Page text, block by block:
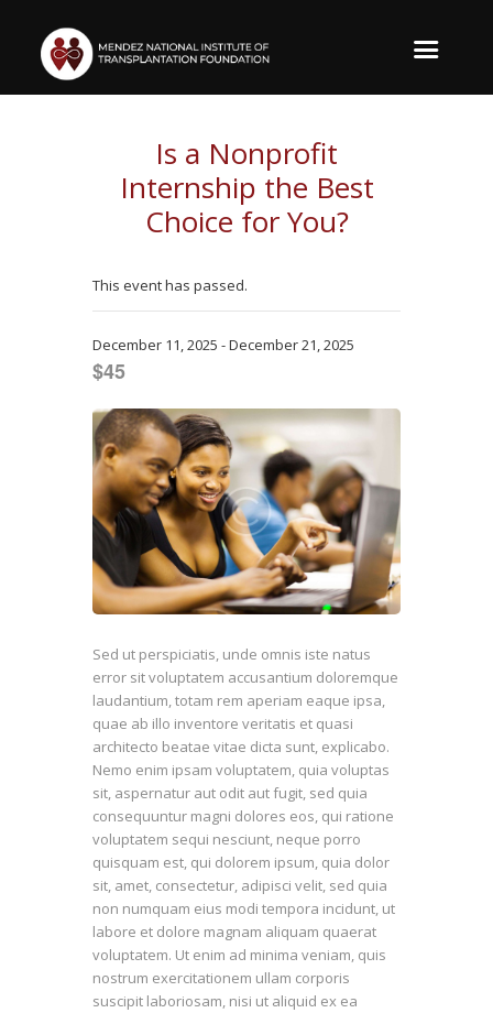
Is a Nonprofit
Internship the Best
Choice for You?
This event has passed.
December 11, 2025 -December 21, 2025
$45
Sed ut perspiciatis, unde omnis iste natus
error sit voluptatem accusantium doloremque
laudantium, totam rem aperiam eaque ipsa,
quae ab illo inventore veritatis et quasi
architecto beatae vitae dicta sunt, explicabo.
Nemo enim ipsam voluptatem, quia voluptas
sit, aspernatur aut odit aut fugit, sed quia
consequuntur magni dolores eos, qui ratione
voluptatem sequi nesciunt, neque porro
quisquam est, qui dolorem ipsum, quia dolor
sit, amet, consectetur, adipisci velit, sed quia
non numquam eius modi tempora incidunt, ut
labore et dolore magnam aliquam quaerat
voluptatem. Ut enim ad minima veniam, quis
nostrum exercitationem ullam corporis
suscipit laboriosam, nisi ut aliquid ex ea